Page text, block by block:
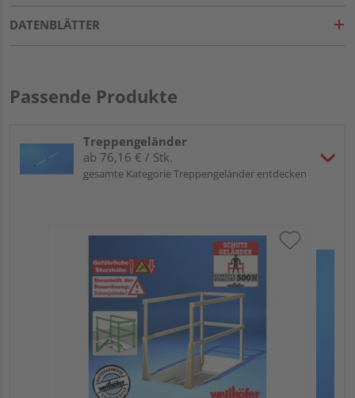
DATENBLÄTTER
Passende Produkte
Treppengeländer
ab 76,16 € / Stk.
gesamte Kategorie Treppengeländer entdecken